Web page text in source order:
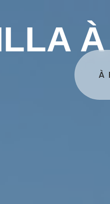
À